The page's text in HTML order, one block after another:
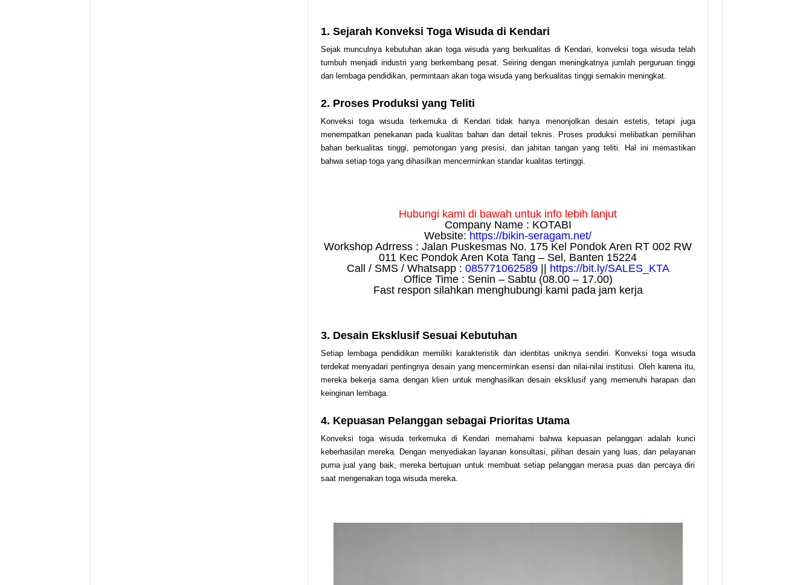
1. Sejarah Konveksi Toga Wisuda di Kendari
Sejak munculnya kebutuhan akan toga wisuda yang berkualitas di Kendari, konveksi toga wisuda telah
tumbuh menjadi industri yang berkembang pesat. Seiring dengan meningkatnya jumlah perguruan tinggi
dan lembaga pendidikan, permintaan akan toga wisuda yang berkualitas tinggi semakin meningkat.
2. Proses Produksi yang Teliti
Konveksi toga wisuda terkemuka di Kendari tidak hanya menonjolkan desain estetis, tetapi juga
menempatkan penekanan pada kualitas bahan dan detail teknis. Proses produksi melibatkan pemilihan
bahan berkualitas tinggi, pemotongan yang presisi, dan jahitan tangan yang teliti. Hal ini memastikan
bahwa setiap toga yang dihasilkan mencerminkan standar kualitas tertinggi.
Hubungi kami di bawah untuk info lebih lanjut
Company Name : KOTABI
Website: https://bikin-seragam.net/
Workshop Adrress : Jalan Puskesmas No. 175 Kel Pondok Aren RT 002 RW
011 Kec Pondok Aren Kota Tang – Sel, Banten 15224
Call / SMS / Whatsapp : 085771062589||
https://bit.ly/SALES_KTA
Office Time : Senin – Sabtu (08.00 – 17.00)
Fast respon silahkan menghubungi kami pada jam kerja
3. Desain Eksklusif Sesuai Kebutuhan
Setiap lembaga pendidikan memiliki karakteristik dan identitas uniknya sendiri. Konveksi toga wisuda
terdekat menyadari pentingnya desain yang mencerminkan esensi dan nilai-nilai institusi. Oleh karena itu,
mereka bekerja sama dengan klien untuk menghasilkan desain eksklusif yang memenuhi harapan dan
keinginan lembaga.
4. Kepuasan Pelanggan sebagai Prioritas Utama
Konveksi toga wisuda terkemuka di Kendari memahami bahwa kepuasan pelanggan adalah kunci
keberhasilan mereka. Dengan menyediakan layanan konsultasi, pilihan desain yang luas, dan pelayanan
purna jual yang baik, mereka bertujuan untuk membuat setiap pelanggan merasa puas dan percaya diri
saat mengenakan toga wisuda mereka.